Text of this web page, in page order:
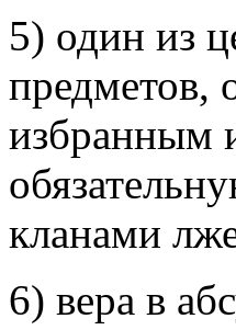
5) один из
предметов,
избранным
кланами
6) вера в